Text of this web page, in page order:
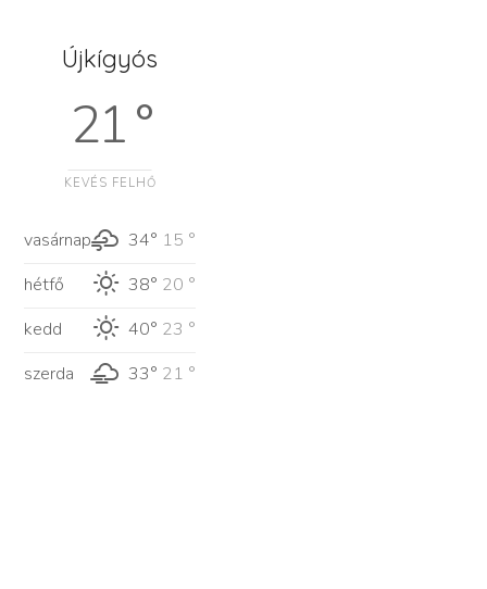
Újkígyós
21 °
KEVÉS FELHŐ
vasárnap 34° 15 °
hétfő
38° 20 °
kedd
40° 23 °
szerda
33° 21 °